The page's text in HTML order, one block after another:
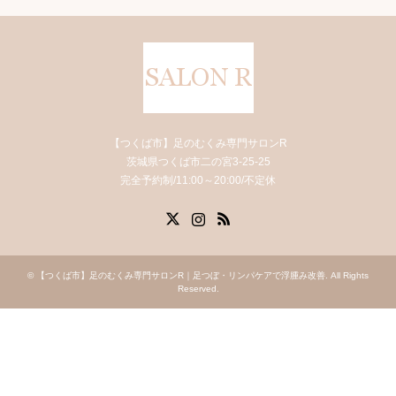
【つくば市】足のむくみ専門サロンR
茨城県つくば市二の宮3-25-25
完全予約制/11:00～20:00/不定休
© 【つくば市】足のむくみ専門サロンR｜足つぼ・リンパケアで浮腫み改善. All Rights
Reserved.